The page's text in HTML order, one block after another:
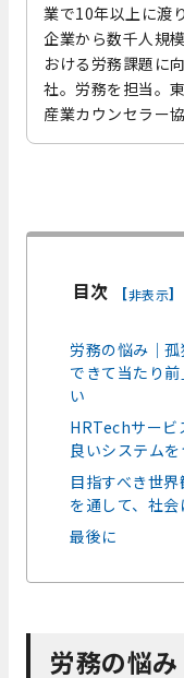
業で10年以上に渡
企業から数千人規
おける労務課題に
社。労務を担当。
産業カウンセラー
目次 [非表示]
労務の悩み｜
できて当たり
い
HRTechサービ
良いシステム
目指すべき世
を通して、社
最後に
労務の悩